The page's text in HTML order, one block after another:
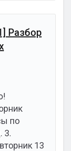
Разбор
по
3.
13